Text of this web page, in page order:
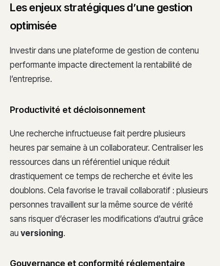
Les enjeux stratégiques d’une gestion
optimisée
Investir dans une plateforme de gestion de contenu
performante impacte directement la rentabilité de
l’entreprise.
Productivité et décloisonnement
Une recherche infructueuse fait perdre plusieurs
heures par semaine à un collaborateur. Centraliser les
ressources dans un référentiel unique réduit
drastiquement ce temps de recherche et évite les
doublons. Cela favorise le travail collaboratif : plusieurs
personnes travaillent sur la même source de vérité
sans risquer d’écraser les modifications d’autrui grâce
au versioning.
Gouvernance et conformité réglementaire